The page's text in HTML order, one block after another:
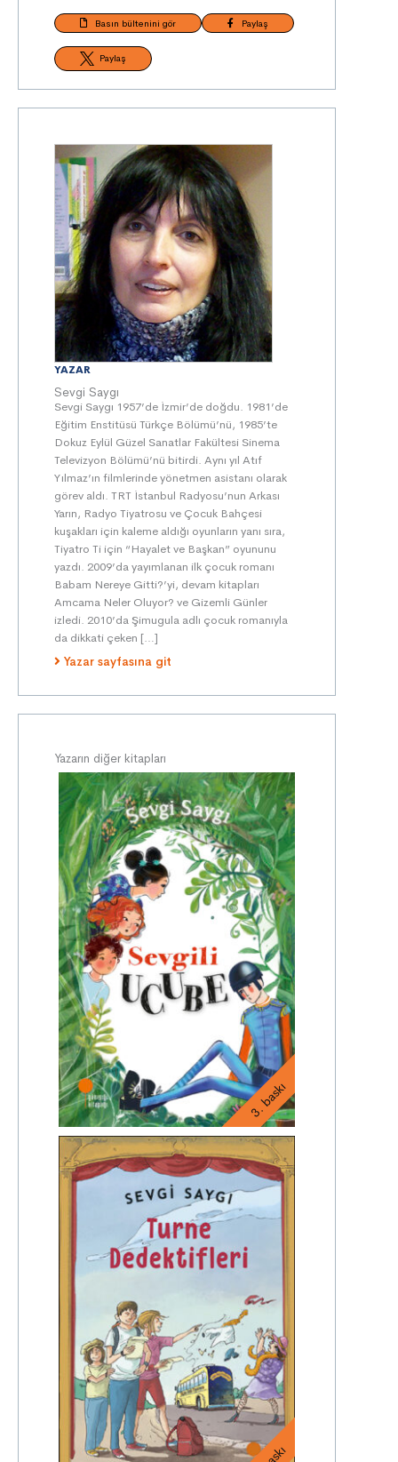
Basın bültenini gör Paylaş
Paylaş
YAZAR
Sevgi Saygı
Sevgi Saygı 1957’de İzmir’de doğdu. 1981’de
Eğitim Enstitüsü Türkçe Bölümü’nü, 1985’te
Dokuz Eylül Güzel Sanatlar Fakültesi Sinema
Televizyon Bölümü’nü bitirdi. Aynı yıl Atıf
Yılmaz’ın filmlerinde yönetmen asistanı olarak
görev aldı. TRT İstanbul Radyosu’nun Arkası
Yarın, Radyo Tiyatrosu ve Çocuk Bahçesi
kuşakları için kaleme aldığı oyunların yanı sıra,
Tiyatro Ti için “Hayalet ve Başkan” oyununu
yazdı. 2009’da yayımlanan ilk çocuk romanı
Babam Nereye Gitti?’yi, devam kitapları
Amcama Neler Oluyor? ve Gizemli Günler
izledi. 2010’da Şimugula adlı çocuk romanıyla
da dikkati çeken […]
Yazar sayfasına git
Yazarın diğer kitapları
3. baskı